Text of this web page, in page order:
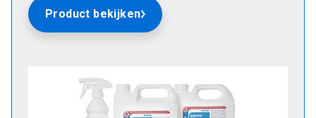
Product bekijken